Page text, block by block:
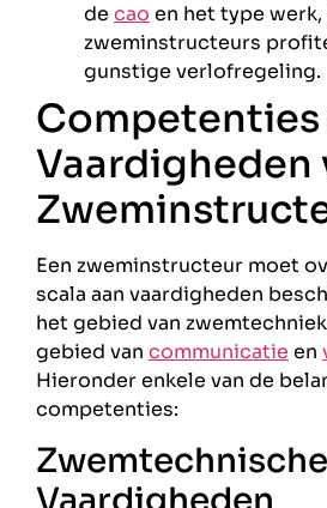
de cao en het type werk,
zweminstructeurs
gunstige verlofregeling.
Competenties
Vaardigheden
Een zweminstructeur moet
scala aan vaardigheden
het gebied van
gebied van communicatie en
Hieronder enkele van de
competenties:
Zwemtechnische